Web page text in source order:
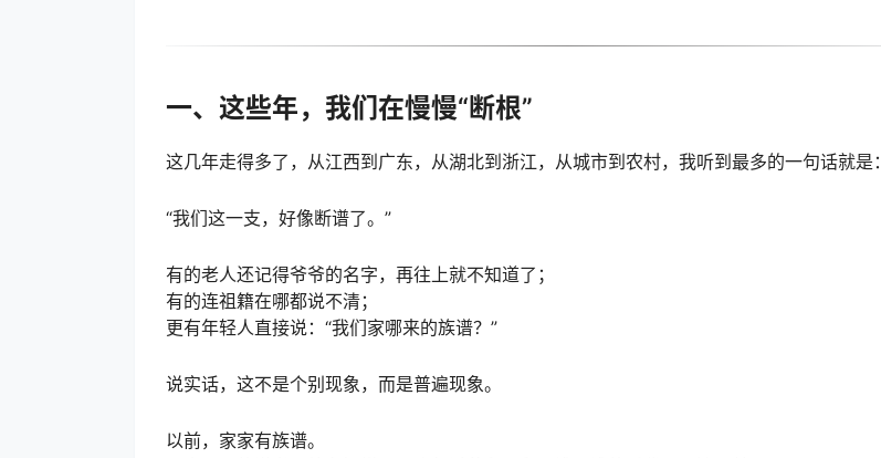
一、这些年，我们在慢慢“断根”
这几年走得多了，从江西到广东，从湖北到浙江，从城市到农村，我听到最多的一句话就是：
“我们这一支，好像断谱了。”
有的老人还记得爷爷的名字，再往上就不知道了；
有的连祖籍在哪都说不清；
更有年轻人直接说：“我们家哪来的族谱？”
说实话，这不是个别现象，而是普遍现象。
以前，家家有族谱。